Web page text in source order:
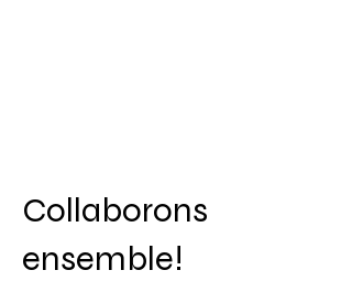
Collaborons
ensemble!